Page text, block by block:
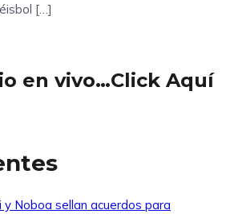
[…]
en vivo…Click Aquí
Noboa sellan acuerdos para